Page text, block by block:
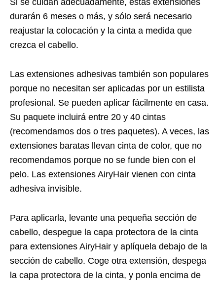
Si se cuidan adecuadamente, estas extensiones
durarán 6 meses o más, y sólo será necesario
reajustar la colocación y la cinta a medida que
crezca el cabello.
Las extensiones adhesivas también son populares
porque no necesitan ser aplicadas por un estilista
profesional. Se pueden aplicar fácilmente en casa.
Su paquete incluirá entre 20 y 40 cintas
(recomendamos dos o tres paquetes). A veces, las
extensiones baratas llevan cinta de color, que no
recomendamos porque no se funde bien con el
pelo. Las extensiones AiryHair vienen con cinta
adhesiva invisible.
Para aplicarla, levante una pequeña sección de
cabello, despegue la capa protectora de la cinta
para extensiones AiryHair y aplíquela debajo de la
sección de cabello. Coge otra extensión, despega
la capa protectora de la cinta, y ponla encima de